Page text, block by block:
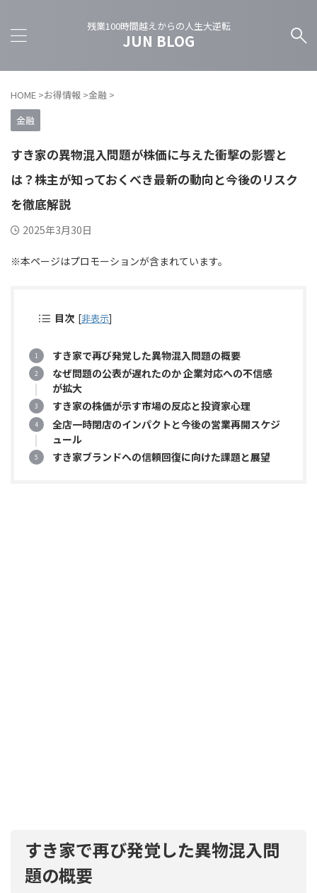
残業100時間越えからの人生大逆転
JUN BLOG
HOME >お得情報 >金融 >
金融
すき家の異物混入問題が株価に与えた衝撃の影響と
は？株主が知っておくべき最新の動向と今後のリスク
を徹底解説
2025年3月30日
※本ページはプロモーションが含まれています。
目次 [非表示]
すき家で再び発覚した異物混入問題の概要
なぜ問題の公表が遅れたのか 企業対応への不信感
が拡大
すき家の株価が示す市場の反応と投資家心理
全店一時閉店のインパクトと今後の営業再開スケジ
ュール
すき家ブランドへの信頼回復に向けた課題と展望
すき家で再び発覚した異物混入問
題の概要